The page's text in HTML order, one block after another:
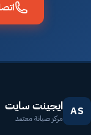
اتصل
AS ايجينت سايت
مركز صيانة معتمد